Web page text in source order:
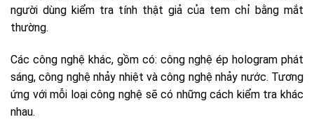
người dùng kiểm tra tính thật giả của tem chỉ bằng mắt
thường.
Các công nghệ khác, gồm có: công nghệ ép hologram phát
sáng, công nghệ nhảy nhiệt và công nghệ nhảy nước. Tương
ứng với mỗi loại công nghệ sẽ có những cách kiểm tra khác
nhau.